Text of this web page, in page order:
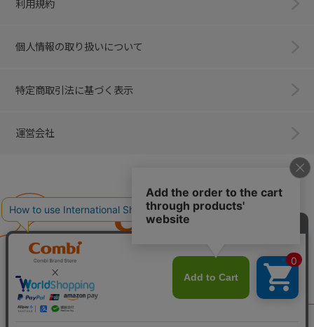
利用規約
個人情報の取り扱いについて
特定商取引法に基づく表示
運営会社
子育てに、イノベーションを。
ベビー用品のコンビ株式会社